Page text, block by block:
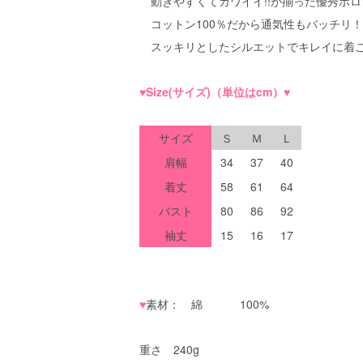
コットン100％だから通気性もバッチリ！
スッキリとしたシルエットでキレイに着
♥Size(サイズ)（単位はcm） ♥
サイズ Ｓ Ｍ
Ｌ
肩幅
34 37
40
着丈
58 61
64
バスト
80 86
92
袖丈
15 16 17
♥素材： 綿 100%
重さ 240g